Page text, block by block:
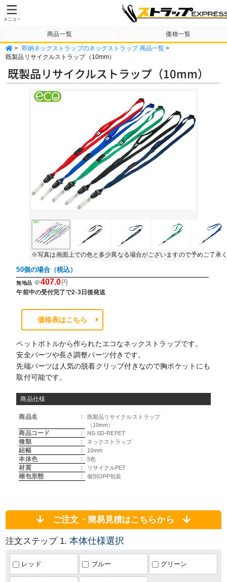
商品一覧 価格一覧
納期・送料について テンプレート
> 即納ネックストラップのネックストラップ 商品一覧 >
既製品リサイクルストラップ（10mm）
既製品リサイクルストラップ（10mm）
※写真は画面上での色と多少異なる場合がございますので予めご了承
50個の場合（税込）
無地品 ＠407.0円
午前中の受付完了で2-3日後発送
価格表はこちら
ペットボトルから作られたエコなネックストラップです。
安全パーツや長さ調整パーツ付きです。
先端パーツは人気の脱着クリップ付きなので胸ポケットにも
取付可能です。
商品仕様
商品名 :
既製品リサイクルストラップ
（10mm）
商品コード : NS-SD-REPET
種類 : ネックストラップ
紐幅 : 10mm
本体色 : 5色
材質 : リサイクルPET
梱包形態 : 個別OPP包装
ご注文・簡易見積はこちらから
注文ステップ 1.本体仕様選択
レッド ブルー グリーン